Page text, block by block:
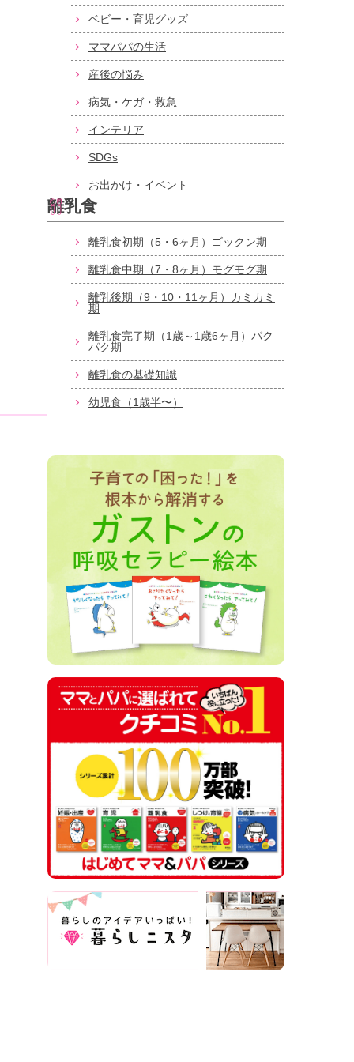
ベビー・育児グッズ
ママパパの生活
産後の悩み
病気・ケガ・救急
インテリア
SDGs
お出かけ・イベント
離乳食
離乳食初期（5・6ヶ月）ゴックン期
離乳食中期（7・8ヶ月）モグモグ期
離乳後期（9・10・11ヶ月）カミカミ
期
離乳食完了期（1歳～1歳6ヶ月）パク
パク期
離乳食の基礎知識
幼児食（1歳半〜）